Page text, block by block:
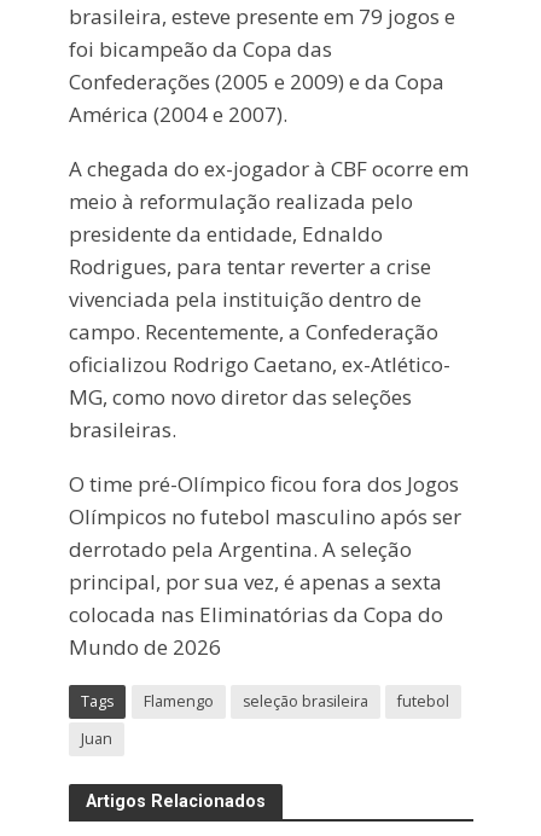
brasileira, esteve presente em 79 jogos e
foi bicampeão da Copa das
Confederações (2005 e 2009) e da Copa
América (2004 e 2007).
A chegada do ex-jogador à CBF ocorre em
meio à reformulação realizada pelo
presidente da entidade, Ednaldo
Rodrigues, para tentar reverter a crise
vivenciada pela instituição dentro de
campo. Recentemente, a Confederação
oficializou Rodrigo Caetano, ex-Atlético-
MG, como novo diretor das seleções
brasileiras.
O time pré-Olímpico ficou fora dos Jogos
Olímpicos no futebol masculino após ser
derrotado pela Argentina. A seleção
principal, por sua vez, é apenas a sexta
colocada nas Eliminatórias da Copa do
Mundo de 2026
Tags Flamengo seleção brasileira
futebol
Juan
Artigos Relacionados